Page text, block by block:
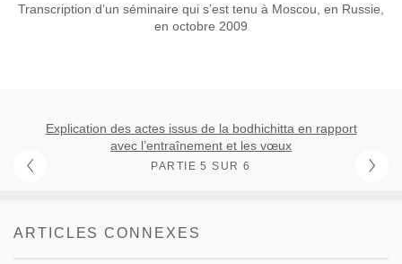
Transcription d’un séminaire qui s’est tenu à Moscou, en Russie,
en octobre 2009
Explication des actes issus de la bodhichitta en rapport
avec l’entraînement et les vœux
PARTIE 5 SUR 6
ARTICLES CONNEXES